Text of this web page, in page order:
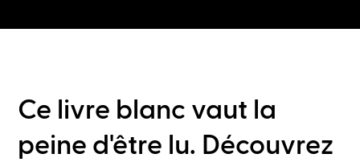
Ce livre blanc vaut la
peine d'être lu. Découvrez